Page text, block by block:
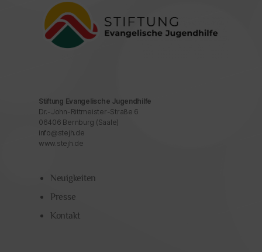
Stiftung Evangelische Jugendhilfe
Dr.-John-Rittmeister-Straße 6
06406 Bernburg (Saale)
info@stejh.de
www.stejh.de
Neuigkeiten
Presse
Kontakt